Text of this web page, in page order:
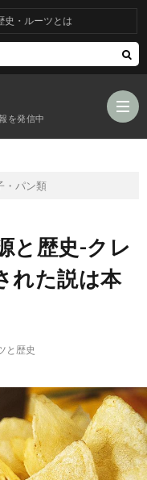
を発信中
ー
ツ
季
節
由
来
とは
・パン類
と歴史-クレ
れた説は本
と歴史